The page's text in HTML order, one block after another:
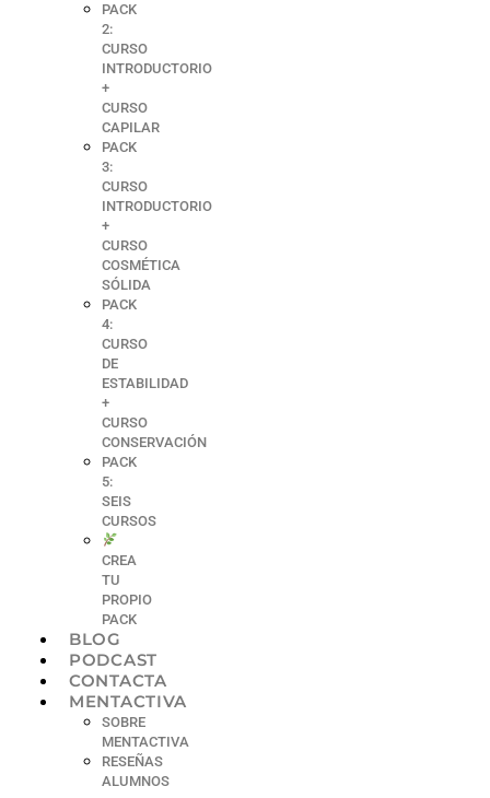
PACK
2:
CURSO
INTRODUCTORIO
+
CURSO
CAPILAR
PACK
3:
CURSO
INTRODUCTORIO
+
CURSO
COSMÉTICA
SÓLIDA
PACK
4:
CURSO
DE
ESTABILIDAD
+
CURSO
CONSERVACIÓN
PACK
5:
SEIS
CURSOS
CREA
TU
PROPIO
PACK
BLOG
PODCAST
CONTACTA
MENTACTIVA
SOBRE
MENTACTIVA
RESEÑAS
ALUMNOS